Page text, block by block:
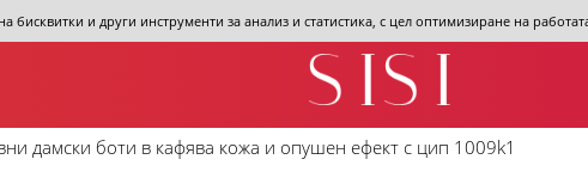
бисквитки и други инструменти за анализ и статистика, с цел оптимизиране на
дамски боти в кафява кожа и опушен ефект с цип 1009k1